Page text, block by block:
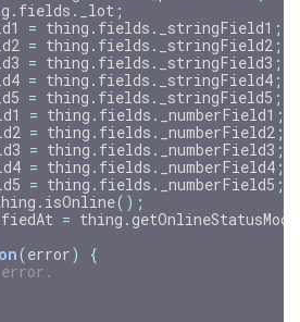
. fields . _lot ;
= thing . fields . _stringField1 ;
= thing . fields . _stringField2 ;
= thing . fields . _stringField3 ;
= thing . fields . _stringField4 ;
= thing . fields . _stringField5 ;
= thing . fields . _numberField1 ;
= thing . fields . _numberField2 ;
= thing . fields . _numberField3 ;
= thing . fields . _numberField4 ;
= thing . fields . _numberField5 ;
. isOnline();
= thing .
(error)
{